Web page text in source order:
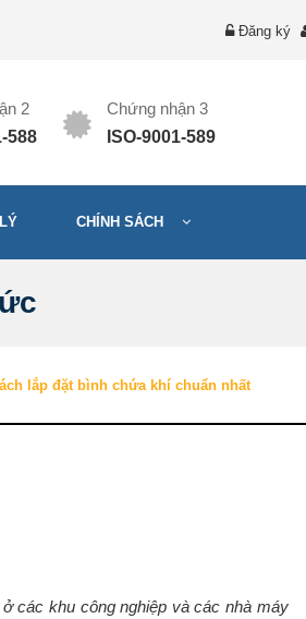
Đăng ký
2
588
Chứng nhận 3
ISO-9001-589
CHÍNH SÁCH
lắp đặt bình chứa khí chuẩn nhất
các khu công nghiệp và các nhà máy